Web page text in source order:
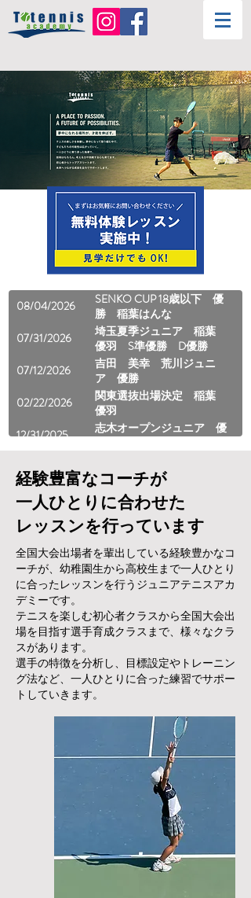
08/04/2026
SENKO CUP 18歳以下 優
勝 稲葉はんな
07/31/2026
埼玉夏季ジュニア 稲葉
優羽 S準優勝 D優勝
07/12/2026
吉田 美幸 荒川ジュニ
ア 優勝
02/22/2026
関東選抜出場決定 稲葉
優羽
12/31/2025
志木オープンジュニア 優
12/27/2025
稲葉 優羽
11/12/2025
埼玉 初級者大会 準優
勝 鈴木拓
11/10/2025
埼玉県中学 新人戦 第3
位 稲葉 優羽
10/14/2025
高崎オープンジュニア ダ
ブルス 優勝 稲葉優羽
08/24/2025
昆 七瀬 HYSオープンジ
08/15/2025
稲葉 優羽 浦和ジュニ
ア 優勝！
08/07/2025
稲葉 優羽 月見野チャレ
ンジカップ 準優勝
経験豊富なコーチが
一人ひとりに合わせた
レッスンを行っています
全国大会出場者を輩出している経験豊かなコ
ーチが、幼稚園生から高校生まで一人ひとり
に合ったレッスンを行うジュニアテニスアカ
デミーです。
テニスを楽しむ初心者クラスから全国大会出
場を目指す選手育成クラスまで、様々なクラ
スがあります。
選手の特徴を分析し、目標設定やトレーニン
グ法など、一人ひとりに合った練習でサポー
トしていきます。